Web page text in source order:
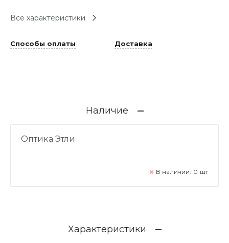
Все характеристики
Способы оплаты Доставка
Наличие
Оптика Этли
В наличии: 0 шт
Характеристики